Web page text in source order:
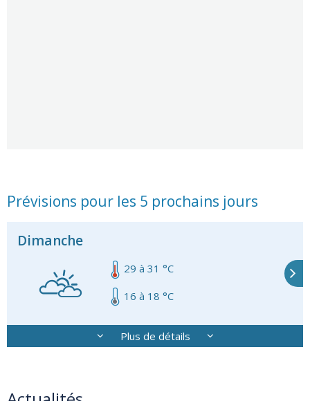
Prévisions pour les 5 prochains jours
Dimanche
29 à 31 °C
16 à 18 °C
Plus de détails